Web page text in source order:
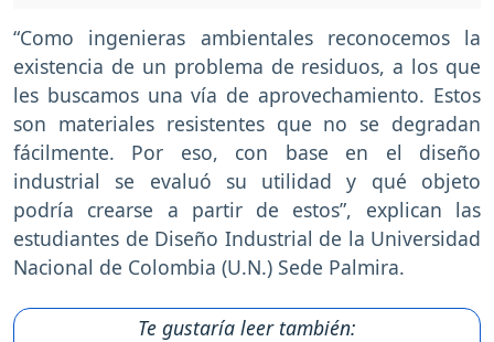
“Como ingenieras ambientales reconocemos la
existencia de un problema de residuos, a los que
les buscamos una vía de aprovechamiento. Estos
son materiales resistentes que no se degradan
fácilmente. Por eso, con base en el diseño
industrial se evaluó su utilidad y qué objeto
podría crearse a partir de estos”, explican las
estudiantes de Diseño Industrial de la Universidad
Nacional de Colombia (U.N.) Sede Palmira.
Te gustaría leer también: